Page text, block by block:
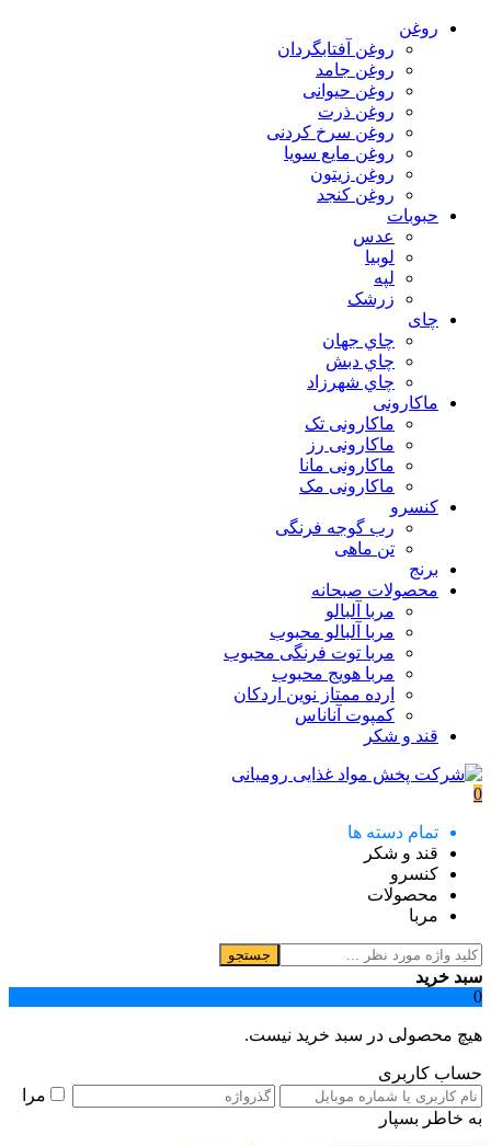
روغن
روغن آفتابگردان
روغن جامد
روغن حیوانی
روغن ذرت
روغن سرخ کردنی
روغن مایع سویا
روغن زیتون
روغن کنجد
حبوبات
عدس
لوبیا
لپه
زرشک
چای
چاي جهان
چاي دبش
چاي شهرزاد
ماکارونی
ماکارونی تک
ماکارونی رز
ماکارونی مانا
ماکارونی مک
کنسرو
رب گوجه فرنگی
تن ماهی
برنج
محصولات صبحانه
مربا آلبالو
مربا آلبالو محبوب
مربا توت فرنگی محبوب
مربا هویج محبوب
ارده ممتاز نوین اردکان
کمپوت آناناس
قند و شکر
0
تمام دسته ها
قند و شکر
کنسرو
محصولات
مربا
جستجو
سبد خرید
0
هیچ محصولی در سبد خرید نیست.
حساب کاربری
مرا
به خاطر بسپار